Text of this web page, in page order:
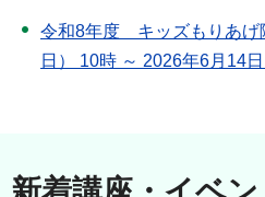
令和8年度 キッズもりあげ
日） 10時 ～ 2026年6月14